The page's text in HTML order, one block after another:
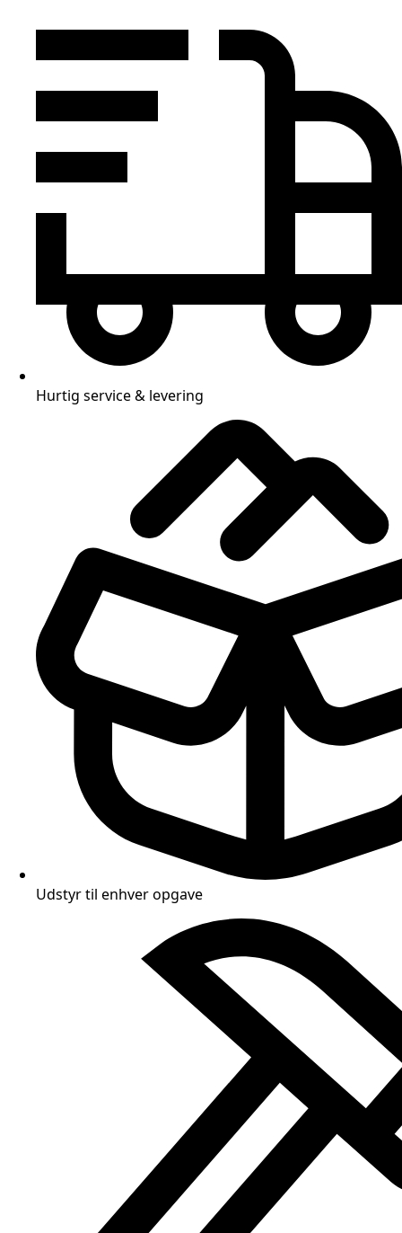
Hurtig service & levering
Udstyr til enhver opgave